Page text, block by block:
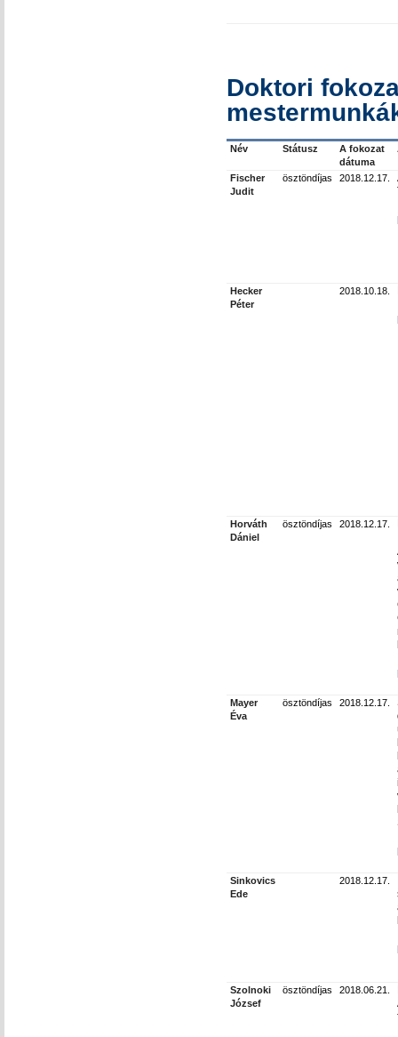
Doktori
Név Státusz
A fokozat
dátuma
Fischer
Judit
ösztöndíjas 2018.12.17.
Hecker
Péter
2018.10.18.
Horváth
Dániel
ösztöndíjas 2018.12.17.
Mayer
Éva
ösztöndíjas 2018.12.17.
Sinkovics
Ede
2018.12.17.
Szolnoki
József
ösztöndíjas 2018.06.21.